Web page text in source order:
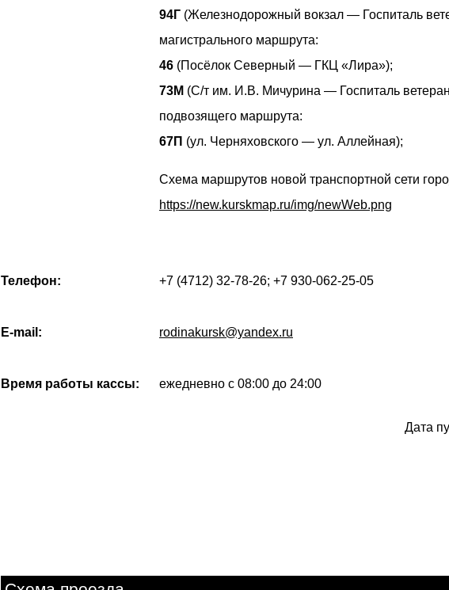
94Г (Железнодорожный вокзал — Госпиталь
магистрального маршрута:
46 (Посёлок Северный — ГКЦ «Лира»);
73М (С/т им. И.В. Мичурина — Госпиталь
подвозящего маршрута:
67П (ул. Черняховского — ул. Аллейная);
Схема маршрутов новой транспортной сети
https://new.kurskmap.ru/img/newWeb.png
Телефон: +7 (4712) 32-78-26; +7 930-062-25-05
Е-mail: rodinakursk@yandex.ru
Время работы кассы: ежедневно с 08:00 до 24:00
Дата